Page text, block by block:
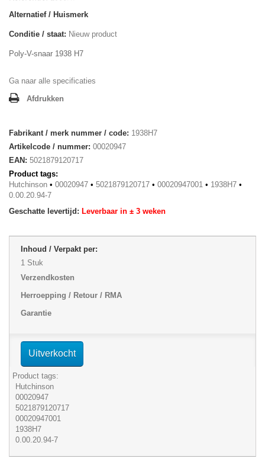
Alternatief / Huismerk
Conditie / staat: Nieuw product
Poly-V-snaar 1938 H7
Ga naar alle specificaties
Afdrukken
Fabrikant / merk nummer / code: 1938H7
Artikelcode / nummer: 00020947
EAN: 5021879120717
Product tags:
Hutchinson • 00020947 • 5021879120717 • 00020947001 • 1938H7 •
0.00.20.94-7
Geschatte levertijd: Leverbaar in ± 3 weken
Inhoud / Verpakt per:
1 Stuk
Verzendkosten
Herroepping / Retour / RMA
Garantie
Uitverkocht
Product tags:
Hutchinson
00020947
5021879120717
00020947001
1938H7
0.00.20.94-7